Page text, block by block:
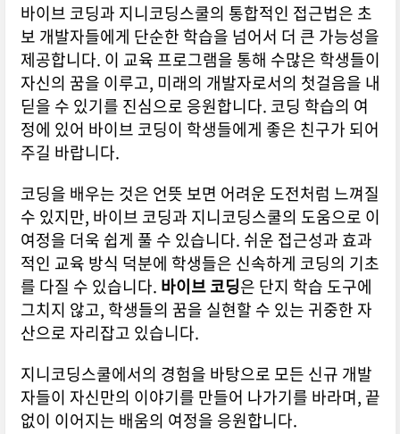
바이브 코딩과 지니코딩스쿨의 통합적인 접근법은 초
보 개발자들에게 단순한 학습을 넘어서 더 큰 가능성을
제공합니다. 이 교육 프로그램을 통해 수많은 학생들이
자신의 꿈을 이루고, 미래의 개발자로서의 첫걸음을 내
딛을 수 있기를 진심으로 응원합니다. 코딩 학습의 여
정에 있어 바이브 코딩이 학생들에게 좋은 친구가 되어
주길 바랍니다.
코딩을 배우는 것은 언뜻 보면 어려운 도전처럼 느껴질
수 있지만, 바이브 코딩과 지니코딩스쿨의 도움으로 이
여정을 더욱 쉽게 풀 수 있습니다. 쉬운 접근성과 효과
적인 교육 방식 덕분에 학생들은 신속하게 코딩의 기초
를 다질 수 있습니다. 바이브 코딩은 단지 학습 도구에
그치지 않고, 학생들의 꿈을 실현할 수 있는 귀중한 자
산으로 자리잡고 있습니다.
지니코딩스쿨에서의 경험을 바탕으로 모든 신규 개발
자들이 자신만의 이야기를 만들어 나가기를 바라며, 끝
없이 이어지는 배움의 여정을 응원합니다.